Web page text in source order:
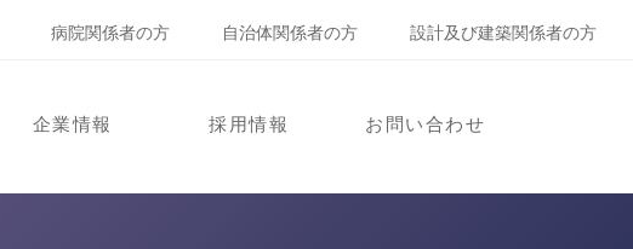
病院関係者の方 自治体関係者の方 設計及び建築関係者の方
企業情報 採用情報 お問い合わせ